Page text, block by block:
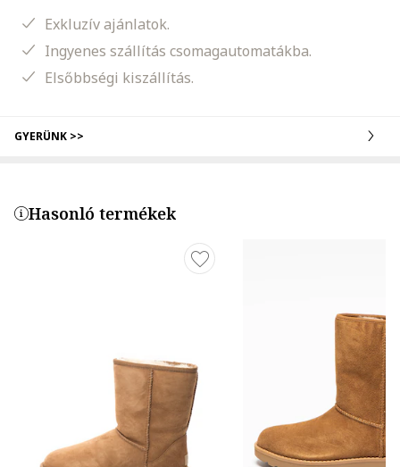
Exkluzív ajánlatok.
Ingyenes szállítás csomagautomatákba.
Elsőbbségi kiszállítás.
GYERÜNK >>
Hasonló termékek